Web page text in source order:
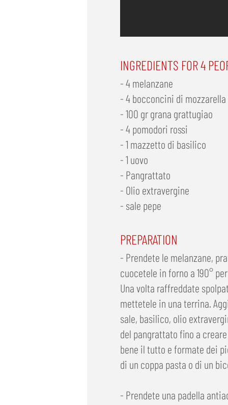
INGREDIENTS FOR 4
- 4 melanzane
- 4 bocconcini di
- 100 gr grana grattugiao
- 4 pomodori rossi
- 1 mazzetto di basilico
- 1 uovo
- Pangrattato
- Olio extravergine
- sale pepe
PREPARATION
- Prendete le melanzane,
cuocetele in forno a 190°
Una volta raffreddate
mettetele in una terrina.
sale, basilico, olio
del pangrattato fino a
bene il tutto e formate dei
di un coppa pasta o di un
- Prendete una padella